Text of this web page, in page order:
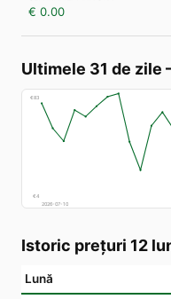
€ 0.00
Ultimele 31 de zile
€83
€4
2026-07-10
Istoric prețuri 12
Lună